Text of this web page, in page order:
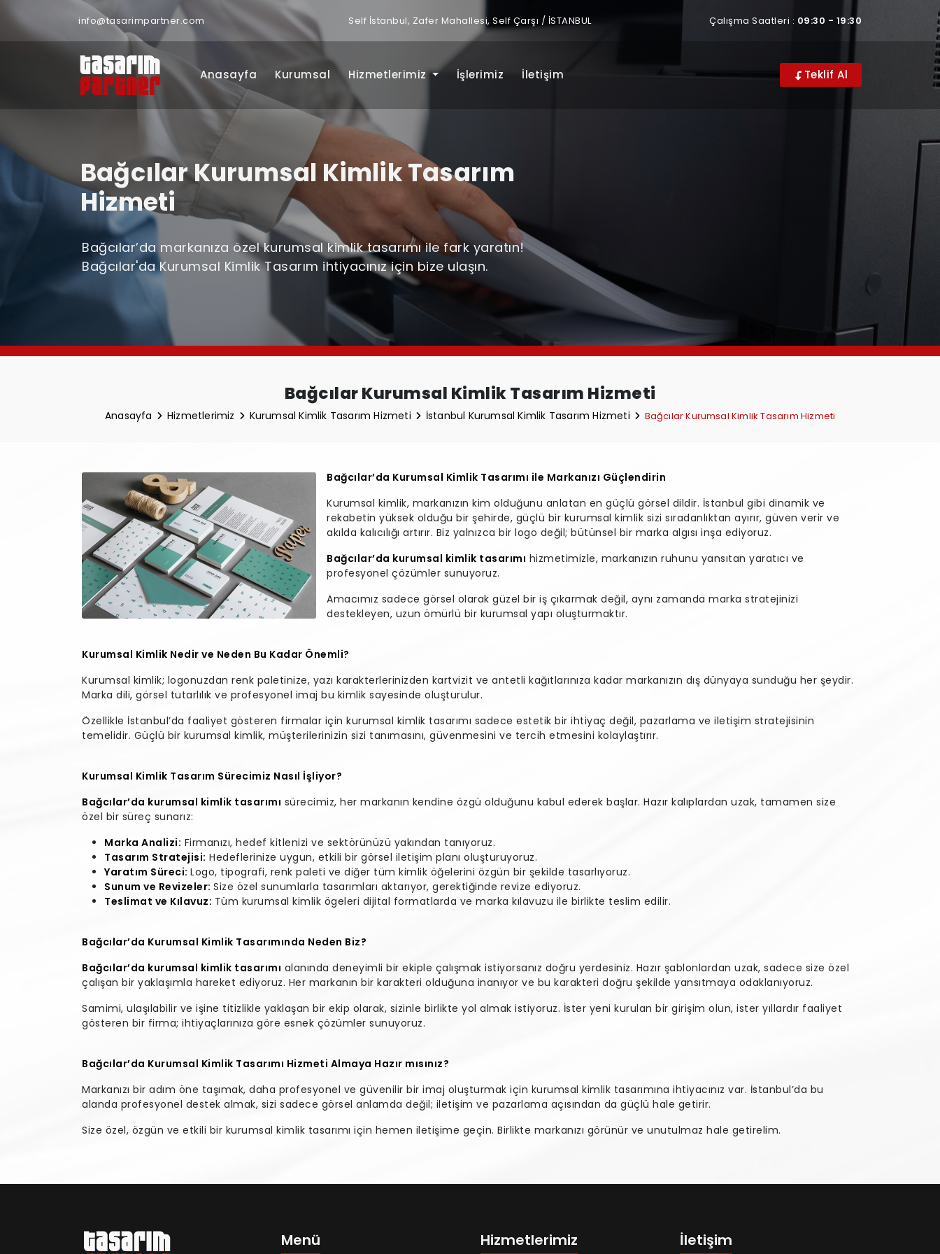
info@tasarimpartner.com Self İstanbul, Zafer Mahallesi, Self Çarşı / İSTANBUL Çalışma Saatleri : 09:30 - 19:30
Anasayfa Kurumsal Hizmetlerimiz İşlerimiz İletişim Teklif Al
Bağcılar Kurumsal Kimlik Tasarım
Hizmeti
Bağcılar’da markanıza özel kurumsal kimlik tasarımı ile fark yaratın!
Bağcılar'da Kurumsal Kimlik Tasarım ihtiyacınız için bize ulaşın.
Bağcılar Kurumsal Kimlik Tasarım Hizmeti
Anasayfa Hizmetlerimiz Kurumsal Kimlik Tasarım Hizmeti İstanbul Kurumsal Kimlik Tasarım Hizmeti Bağcılar Kurumsal Kimlik Tasarım Hizmeti
Bağcılar’da Kurumsal Kimlik Tasarımı ile Markanızı Güçlendirin
Kurumsal kimlik, markanızın kim olduğunu anlatan en güçlü görsel dildir. İstanbul gibi dinamik ve
rekabetin yüksek olduğu bir şehirde, güçlü bir kurumsal kimlik sizi sıradanlıktan ayırır, güven verir ve
akılda kalıcılığı artırır. Biz yalnızca bir logo değil; bütünsel bir marka algısı inşa ediyoruz.
Bağcılar’da kurumsal kimlik tasarımı hizmetimizle, markanızın ruhunu yansıtan yaratıcı ve
profesyonel çözümler sunuyoruz.
Amacımız sadece görsel olarak güzel bir iş çıkarmak değil, aynı zamanda marka stratejinizi
destekleyen, uzun ömürlü bir kurumsal yapı oluşturmaktır.
Kurumsal Kimlik Nedir ve Neden Bu Kadar Önemli?
Kurumsal kimlik; logonuzdan renk paletinize, yazı karakterlerinizden kartvizit ve antetli kağıtlarınıza kadar markanızın dış dünyaya sunduğu her şeydir.
Marka dili, görsel tutarlılık ve profesyonel imaj bu kimlik sayesinde oluşturulur.
Özellikle İstanbul’da faaliyet gösteren firmalar için kurumsal kimlik tasarımı sadece estetik bir ihtiyaç değil, pazarlama ve iletişim stratejisinin
temelidir. Güçlü bir kurumsal kimlik, müşterilerinizin sizi tanımasını, güvenmesini ve tercih etmesini kolaylaştırır.
Kurumsal Kimlik Tasarım Sürecimiz Nasıl İşliyor?
Bağcılar’da kurumsal kimlik tasarımı sürecimiz, her markanın kendine özgü olduğunu kabul ederek başlar. Hazır kalıplardan uzak, tamamen size
özel bir süreç sunarız:
Marka Analizi: Firmanızı, hedef kitlenizi ve sektörünüzü yakından tanıyoruz.
Tasarım Stratejisi: Hedeflerinize uygun, etkili bir görsel iletişim planı oluşturuyoruz.
Yaratım Süreci: Logo, tipografi, renk paleti ve diğer tüm kimlik öğelerini özgün bir şekilde tasarlıyoruz.
Sunum ve Revizeler: Size özel sunumlarla tasarımları aktarıyor, gerektiğinde revize ediyoruz.
Teslimat ve Kılavuz: Tüm kurumsal kimlik ögeleri dijital formatlarda ve marka kılavuzu ile birlikte teslim edilir.
Bağcılar’da Kurumsal Kimlik Tasarımında Neden Biz?
Bağcılar’da kurumsal kimlik tasarımı alanında deneyimli bir ekiple çalışmak istiyorsanız doğru yerdesiniz. Hazır şablonlardan uzak, sadece size özel
çalışan bir yaklaşımla hareket ediyoruz. Her markanın bir karakteri olduğuna inanıyor ve bu karakteri doğru şekilde yansıtmaya odaklanıyoruz.
Samimi, ulaşılabilir ve işine titizlikle yaklaşan bir ekip olarak, sizinle birlikte yol almak istiyoruz. İster yeni kurulan bir girişim olun, ister yıllardır faaliyet
gösteren bir firma; ihtiyaçlarınıza göre esnek çözümler sunuyoruz.
Bağcılar’da Kurumsal Kimlik Tasarımı Hizmeti Almaya Hazır mısınız?
Markanızı bir adım öne taşımak, daha profesyonel ve güvenilir bir imaj oluşturmak için kurumsal kimlik tasarımına ihtiyacınız var. İstanbul’da bu
alanda profesyonel destek almak, sizi sadece görsel anlamda değil; iletişim ve pazarlama açısından da güçlü hale getirir.
Size özel, özgün ve etkili bir kurumsal kimlik tasarımı için hemen iletişime geçin. Birlikte markanızı görünür ve unutulmaz hale getirelim.
Menü Hizmetlerimiz İletişim